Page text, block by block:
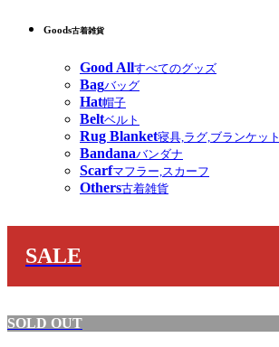
Goods古着雑貨
Good Allすべてのグッズ
Bagバッグ
Hat帽子
Beltベルト
Rug Blanket寝具,ラグ,ブランケット
Bandanaバンダナ
Scarfマフラー,スカーフ
Others古着雑貨
SALE
SOLD OUT